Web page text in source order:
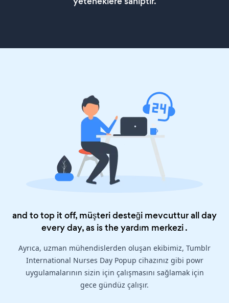
and to top it off, müşteri desteği mevcuttur all day
every day, as is theyardım merkezi.
Ayrıca, uzman mühendislerden oluşan ekibimiz, Tumblr
International Nurses Day Popup cihazınız gibi powr
uygulamalarının sizin için çalışmasını sağlamak için
gece gündüz çalışır.